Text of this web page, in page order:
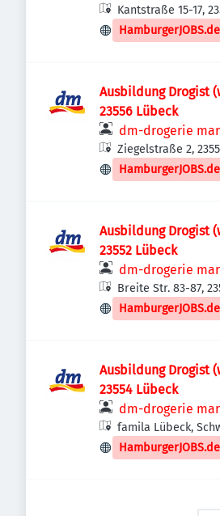
Kantstraße 15-17,
Deutschland
HamburgerJOBS.de
Ausbildung Drogist
23556 Lübeck
dm-drogerie
Ziegelstraße 2,
Deutschland
HamburgerJOBS.de
Ausbildung Drogist
23552 Lübeck
dm-drogerie
Breite Str. 83-87,
Deutschland
HamburgerJOBS.de
Ausbildung Drogist
23554 Lübeck
dm-drogerie
famila Lübeck,
Landstraße 4,
Deutschland
HamburgerJOBS.de